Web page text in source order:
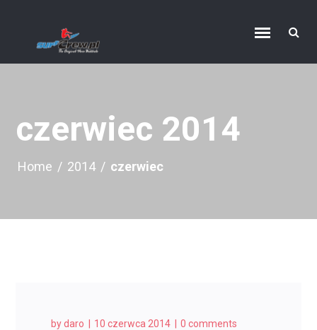
czerwiec 2014
Home / 2014 / czerwiec
bydaro 10 czerwca 2014 0 comments